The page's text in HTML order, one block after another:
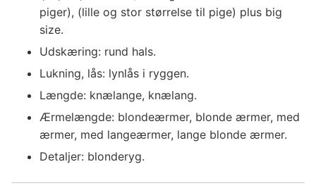
piger), (lille og stor størrelse til pige) plus big
size.
Udskæring: rund hals.
Lukning, lås: lynlås i ryggen.
Længde: knælange, knælang.
Ærmelængde: blondeærmer, blonde ærmer, med
ærmer, med langeærmer, lange blonde ærmer.
Detaljer: blonderyg.